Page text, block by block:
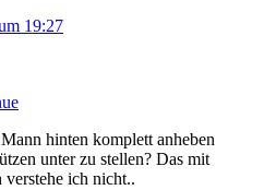
19:27
hinten komplett anheben
unter zu stellen? Das mit
ich nicht..